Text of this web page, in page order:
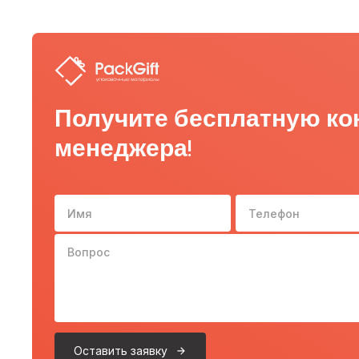
Получите бесплатную
менеджера!
Имя Телефон
Вопрос
Оставить заявку